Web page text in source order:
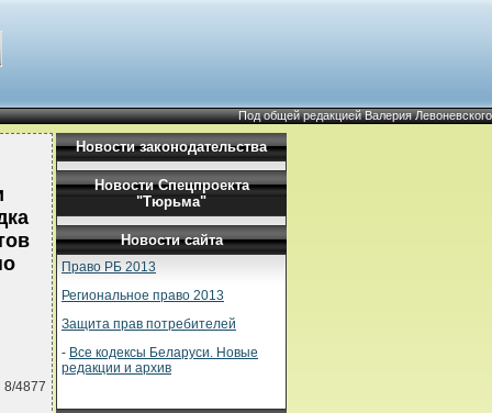
Под общей редакцией Валерия Левоневского
8/4877
Новости законодательства
Новости Спецпроекта
"Тюрьма"
Новости сайта
Право РБ 2013
Региональное право 2013
Защита прав потребителей
- Все кодексы Беларуси. Новые
редакции и архив